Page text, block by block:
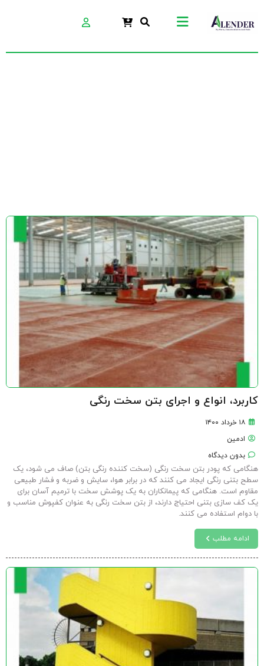
کاربرد، انواع و اجرای بتن سخت رنگی
۱۸ خرداد ۱۴۰۰
ادمین
بدون دیدگاه
هنگامی که پودر بتن سخت رنگی (سخت کننده رنگی بتن) صاف می شود، یک
سطح بتنی رنگی ایجاد می کنند که در برابر هوا، سایش و ضربه و فشار طبیعی
مقاوم است. هنگامی که پیمانکاران به یک پوشش سخت با ترمیم آسان برای
یک کف سازی بتنی احتیاج دارند، از بتن سخت رنگی به عنوان کفپوش مناسب و
با دوام استفاده می کنند.
ادامه مطلب